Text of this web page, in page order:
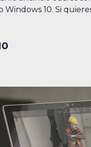
10. Si